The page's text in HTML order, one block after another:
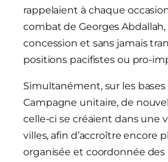
rappelaient à chaque
combat de Georges
concession et sans jamais
positions pacifistes ou pro-
Simultanément, sur les
Campagne unitaire, de
celle-ci se créaient dans une
villes, afin d’accroître encore
organisée et coordonnée des